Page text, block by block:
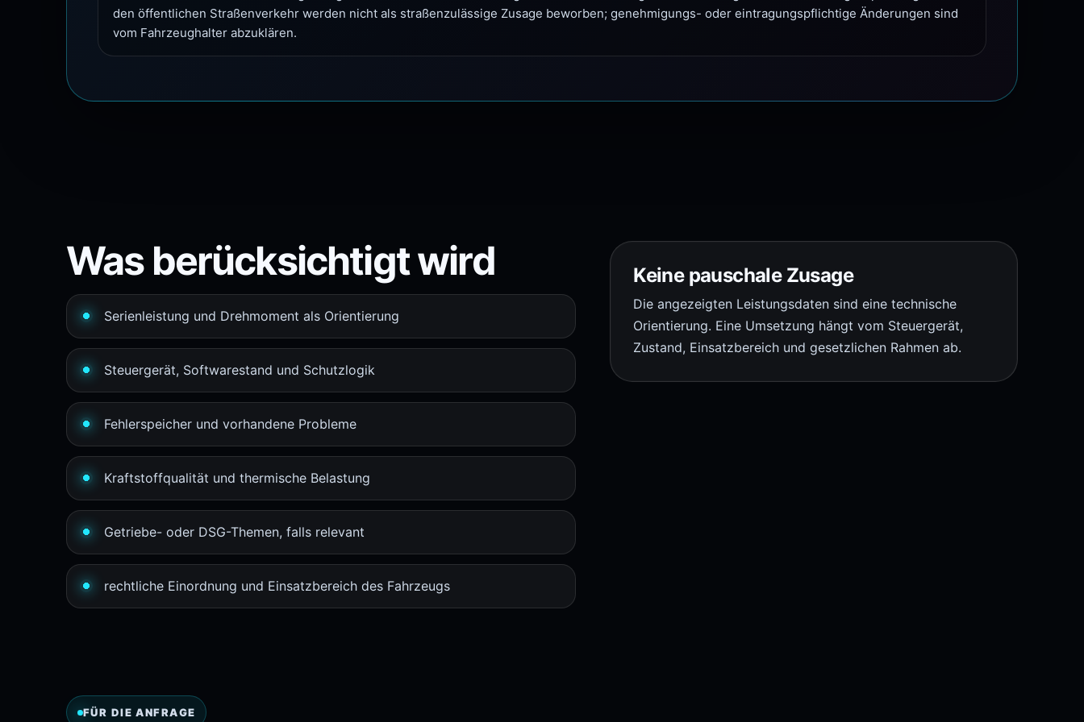
den öffentlichen Straßenverkehr werden nicht als straßenzulässige Zusage beworben; genehmigungs- oder eintragungspflichtige Änderungen sind
vom Fahrzeughalter abzuklären.
Was berücksichtigt wird
Serienleistung und Drehmoment als Orientierung
Steuergerät, Softwarestand und Schutzlogik
Fehlerspeicher und vorhandene Probleme
Kraftstoffqualität und thermische Belastung
Getriebe- oder DSG-Themen, falls relevant
rechtliche Einordnung und Einsatzbereich des Fahrzeugs
Keine pauschale Zusage
Die angezeigten Leistungsdaten sind eine technische
Orientierung. Eine Umsetzung hängt vom Steuergerät,
Zustand, Einsatzbereich und gesetzlichen Rahmen ab.
FÜR DIE ANFRAGE